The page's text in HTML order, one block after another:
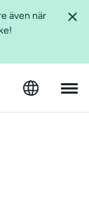
även när